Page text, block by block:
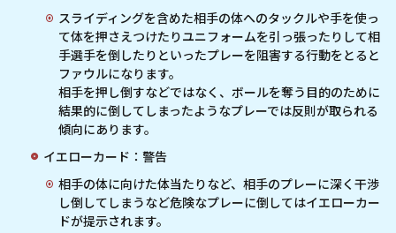
スライディングを含めた相手の体へのタックルや手を使っ
て体を押さえつけたりユニフォームを引っ張ったりして相
手選手を倒したりといったプレーを阻害する行動をとると
ファウルになります。
相手を押し倒すなどではなく、ボールを奪う目的のために
結果的に倒してしまったようなプレーでは反則が取られる
傾向にあります。
イエローカード：警告
相手の体に向けた体当たりなど、相手のプレーに深く干渉
し倒してしまうなど危険なプレーに倒してはイエローカー
ドが提示されます。